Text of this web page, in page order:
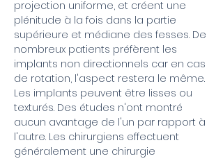
projection uniforme, et créent une
plénitude à la fois dans la partie
supérieure et médiane des fesses. De
nombreux patients préfèrent les
implants non directionnels car en cas
de rotation, l'aspect restera le même.
Les implants peuvent être lisses ou
texturés. Des études n'ont montré
aucun avantage de l'un par rapport à
l'autre. Les chirurgiens effectuent
généralement une chirurgie